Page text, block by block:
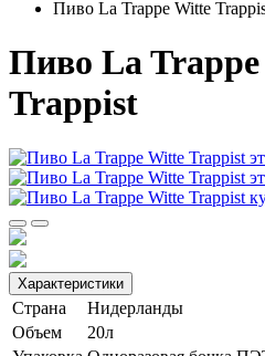
Пиво La Trappe Witte
Пиво La
Trappist
Характеристики
Страна
Нидерланды
Объем
20л